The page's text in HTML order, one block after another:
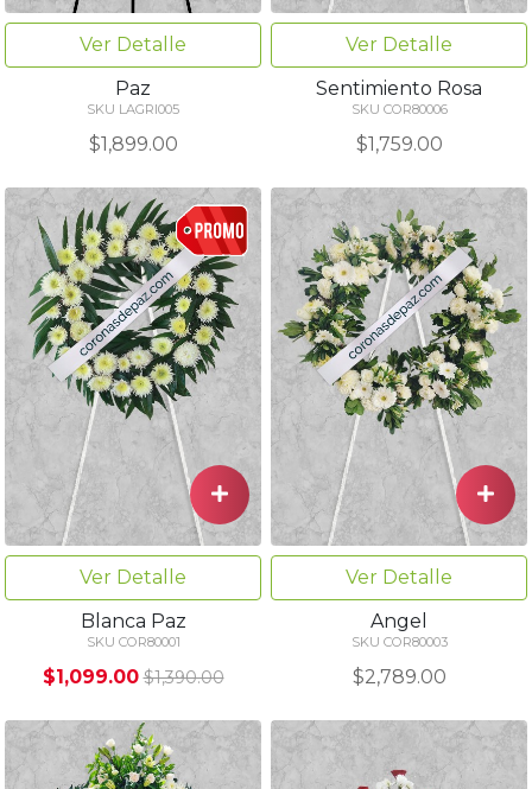
Ver Detalle
Paz
SKU LAGRI005
$1,899.00
Ver Detalle
Sentimiento Rosa
SKU COR80006
$1,759.00
Ver Detalle
Blanca Paz
SKU COR80001
$1,099.00 $1,390.00
Ver Detalle
Angel
SKU COR80003
$2,789.00